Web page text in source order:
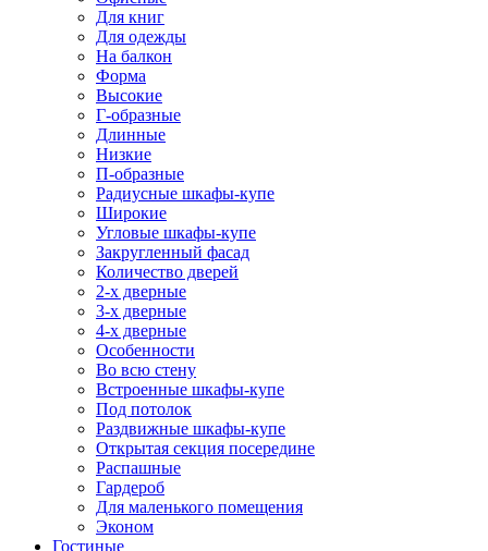
Для книг
Для одежды
На балкон
Форма
Высокие
Г-образные
Длинные
Низкие
П-образные
Радиусные шкафы-купе
Широкие
Угловые шкафы-купе
Закругленный фасад
Количество дверей
2-х дверные
3-х дверные
4-х дверные
Особенности
Во всю стену
Встроенные шкафы-купе
Под потолок
Раздвижные шкафы-купе
Открытая секция посередине
Распашные
Гардероб
Для маленького помещения
Эконом
Гостиные